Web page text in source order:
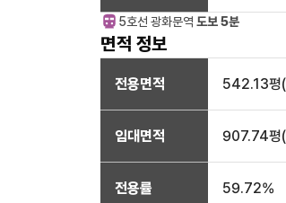
5호선 광화문역 도보 5분
면적 정보
전용면적 542.13평(
임대면적 907.74평(
전용률 59.72%